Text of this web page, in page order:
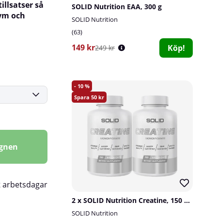
så
och
arbetsdagar
SOLID Nutrition EAA, 300 g
SOLID Nutrition
63
149 kr249 kr Köp!
10
50
2 x SOLID Nutrition Creatine, 150 mega caps
SOLID Nutrition